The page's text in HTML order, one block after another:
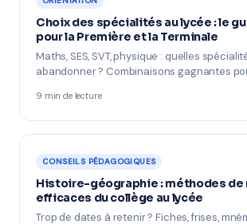
Choix des spécialités au lycée : le
pour la Première et la Terminale
Maths, SES, SVT, physique : quelles
abandonner ? Combinaisons gagnantes
9 min de lecture
CONSEILS PÉDAGOGIQUES
Histoire-géographie : méthodes de
efficaces du collège au lycée
Trop de dates à retenir ? Fiches, frises,